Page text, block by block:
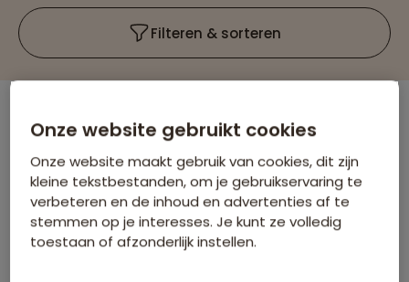
Filteren & sorteren
Er is1reis die voldoet aan jouw wensen
22-35ers reizen Sri Lanka Verwijder alle filters
Onze website gebruikt cookies
Onze website maakt gebruik van cookies, dit zijn
kleine tekstbestanden, om je gebruikservaring te
verbeteren en de inhoud en advertenties af te
stemmen op je interesses. Je kunt ze volledig
toestaan of afzonderlijk instellen.